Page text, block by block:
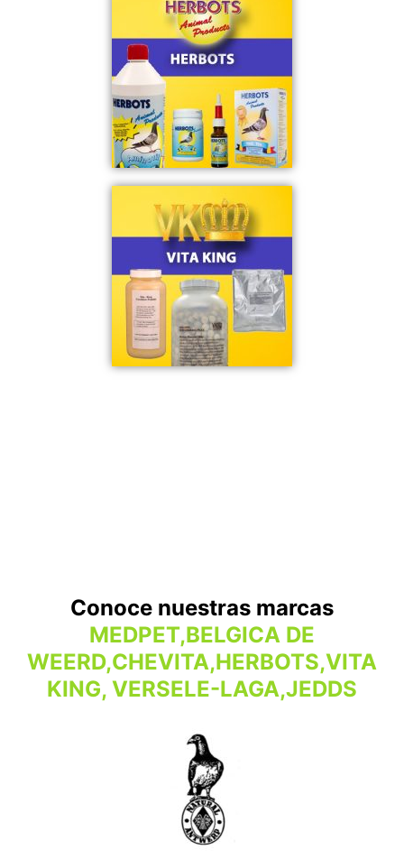
Conoce nuestras marcas
MEDPET,BELGICA DE
WEERD,CHEVITA,HERBOTS,VITA
KING, VERSELE-LAGA,JEDDS